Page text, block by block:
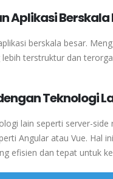
Aplikasi Berskala
berskala besar.
terstruktur dan
Teknologi
lain seperti server-
Angular atau Vue. Hal
efisien dan tepat untuk